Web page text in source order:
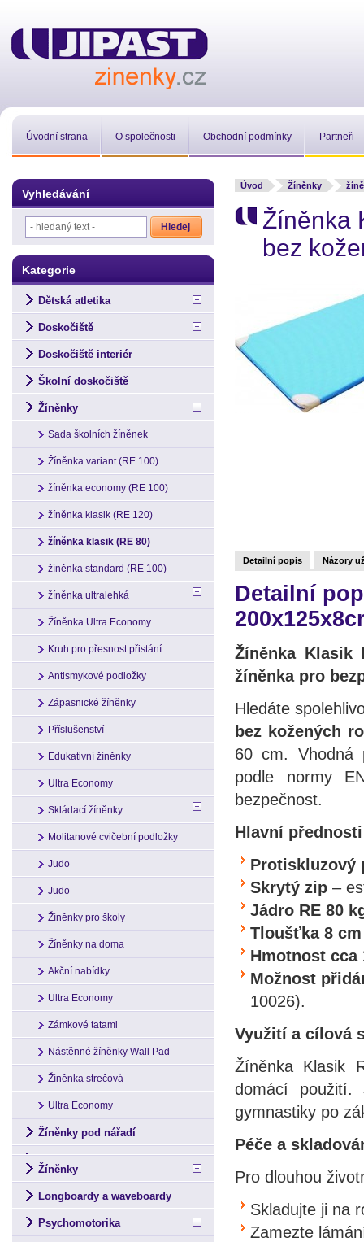
Úvodní strana O společnosti Obchodní podmínky Partneři
Úvod Žíněnky
Žíněnka
bez
Detailní popis Názory
Detailní
Žíněnka Klasik
žíněnka pro
Hledáte
bez kožených
60 cm. Vhodná
podle normy
bezpečnost.
Hlavní
Protiskluzový
Skrytý zip –
Jádro RE 80
Tloušťka 8 cm
Hmotnost cca
Možnost
10026).
Využití a cílová
Žíněnka Klasik
domácí použití.
gymnastiky po
Péče a
Pro dlouhou
Skladujte ji na
Zamezte
Vyhledávání
Kategorie
Dětská atletika
Doskočiště
Doskočiště interiér
Školní doskočiště
Žíněnky
Sada školních žíněnek
Žíněnka variant (RE 100)
žíněnka economy (RE 100)
žíněnka klasik (RE 120)
žíněnka klasik (RE 80)
žíněnka standard (RE 100)
žíněnka ultralehká
Žíněnka Ultra Economy
Kruh pro přesnost přistání
Antismykové podložky
Zápasnické žíněnky
Příslušenství
Edukativní žíněnky
Ultra Economy
Skládací žíněnky
Molitanové cvičební podložky
Judo
Judo
Žíněnky pro školy
Žíněnky na doma
Akční nabídky
Ultra Economy
Zámkové tatami
Nástěnné žíněnky Wall Pad
Žíněnka strečová
Ultra Economy
Žíněnky pod nářadí
Žíněnky
Longboardy a waveboardy
Psychomotorika